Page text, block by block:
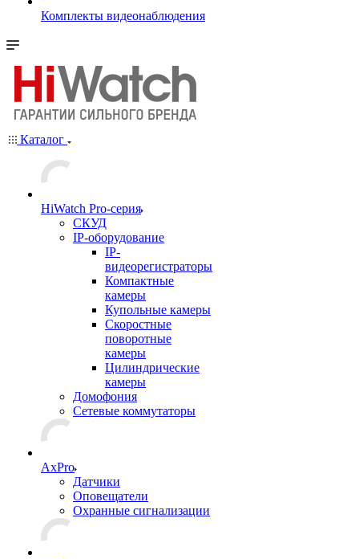
Комплекты видеонаблюдения
Каталог
HiWatch Pro-серия
CКУД
IP-оборудование
IP-
видеорегистраторы
Компактные
камеры
Купольные камеры
Скоростные
поворотные
камеры
Цилиндрические
камеры
Домофония
Сетевые коммутаторы
AxPro
Датчики
Оповещатели
Охранные сигнализации